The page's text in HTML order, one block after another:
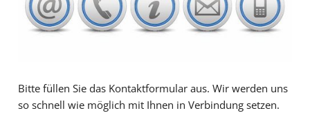
Bitte füllen Sie das Kontaktformular aus. Wir werden uns
so schnell wie möglich mit Ihnen in Verbindung setzen.